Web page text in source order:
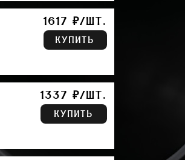
1617 ₽/ШТ.
КУПИТЬ
1337 ₽/ШТ.
КУПИТЬ